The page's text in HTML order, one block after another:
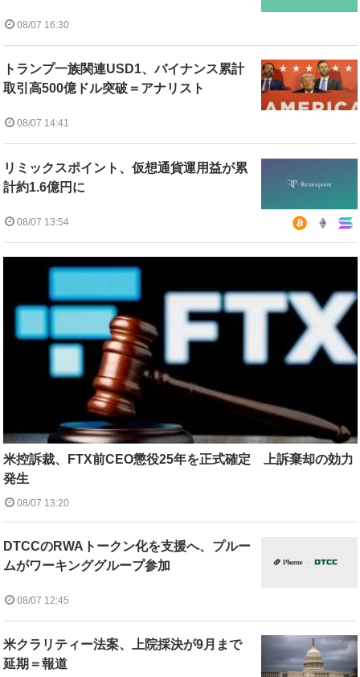
08/07 16:30
トランプ一族関連USD1、バイナンス累計
取引高500億ドル突破＝アナリスト
08/07 14:41
リミックスポイント、仮想通貨運用益が累
計約1.6億円に
08/07 13:54
米控訴裁、FTX前CEO懲役25年を正式確定 上訴棄却の効力
発生
08/07 13:20
DTCCのRWAトークン化を支援へ、プルー
ムがワーキンググループ参加
08/07 12:45
米クラリティー法案、上院採決が9月まで
延期＝報道